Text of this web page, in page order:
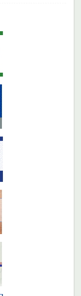
авч уулзлаа
/elearn.nli.gov.mn/ -д
уу